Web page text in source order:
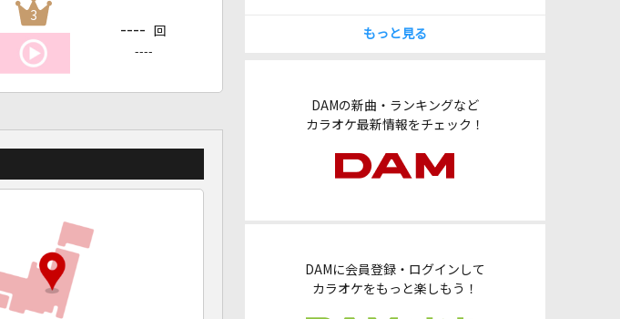
もっと見る
DAMの新曲・ランキングなど
カラオケ最新情報をチェック！
DAMに会員登録・ログインして
カラオケをもっと楽しもう！
3
---- 回
----